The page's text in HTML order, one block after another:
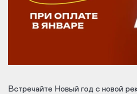
Встречайте Новый год с новой